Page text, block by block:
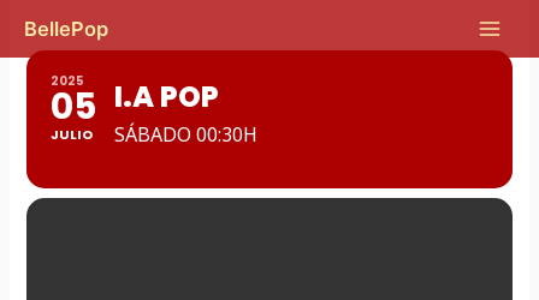
contenido
BellePop
Main
2025
05
JULIO
I.A POP
SÁBADO 00:30H